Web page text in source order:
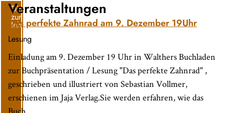
Direkt
zum
Inhalt
Veranstaltungen
Das perfekte Zahnrad am 9. Dezember 19Uhr
Lesung
Einladung am 9. Dezember 19 Uhr in Walthers Buchladen
zur Buchpräsentation / Lesung "Das perfekte Zahnrad" ,
geschrieben und illustriert von Sebastian Vollmer,
erschienen im Jaja Verlag.Sie werden erfahren, wie das
Buch …